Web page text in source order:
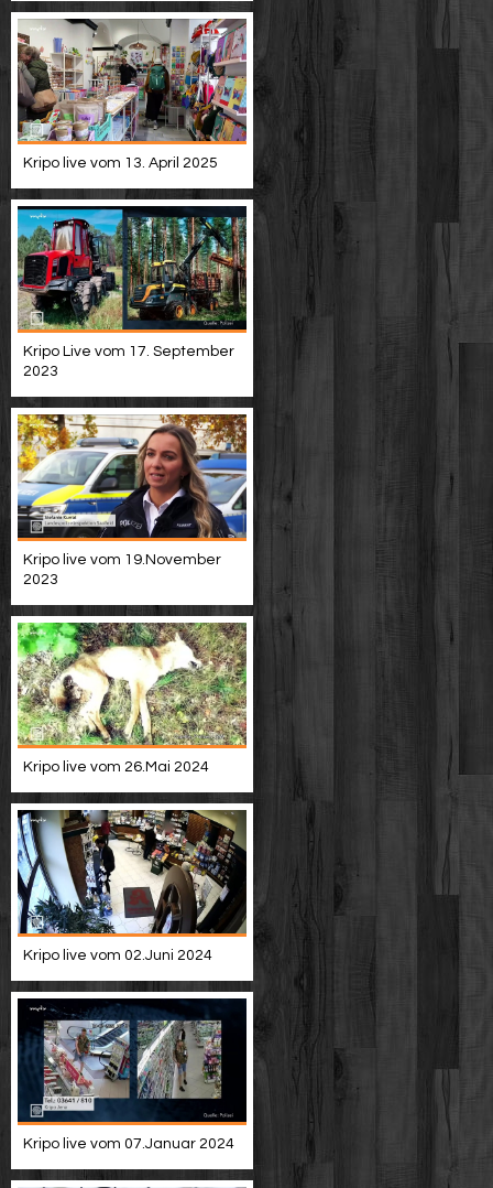
Kripo live vom 13. April 2025
Kripo Live vom 17. September
2023
Kripo live vom 19.November
2023
Kripo live vom 26.Mai 2024
Kripo live vom 02.Juni 2024
Kripo live vom 07.Januar 2024